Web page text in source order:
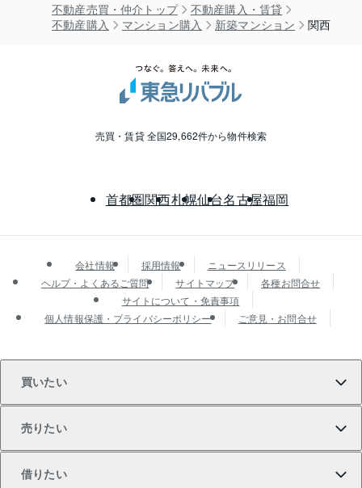
不動産売買・仲介トップ
不動産購入・賃貸
不動産購入
マンション購入 新築マンション 関西
売買・賃貸 全国29,662件から物件検索
首都圏関西札幌仙台名古屋福岡
会社情報 採用情報
ニュースリリース
ヘルプ・よくあるご質問
サイトマップ
各種お問合せ
サイトについて・免責事項
個人情報保護・プライバシーポリシー
ご意見・お問合せ
買いたい
売りたい
借りたい